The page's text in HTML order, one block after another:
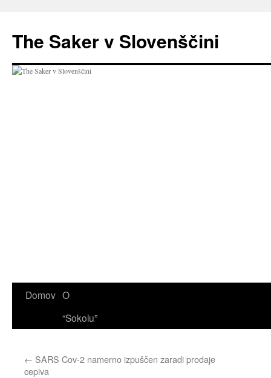
vsebino
The Saker v Slovenščini
Domov O
“Sokolu”
← SARS Cov-2 namerno izpuščen zaradi prodaje
cepiva